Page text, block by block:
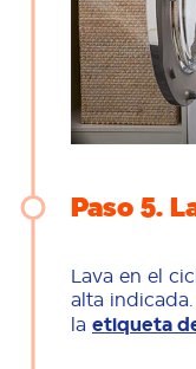
Paso 5
Lava en el
alta
la etiqueta